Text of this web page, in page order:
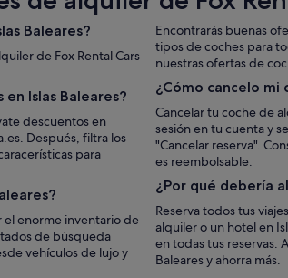
Baleares?
de Fox Rental Cars
Islas Baleares?
descuentos en
Después, filtra los
para
el enorme inventario de
de búsqueda
vehículos de lujo y
Encontrarás buenas
tipos de coches para
nuestras ofertas de
¿Cómo cancelo mi
Cancelar tu coche de
sesión en tu cuenta y
"Cancelar reserva".
es reembolsable.
¿Por qué debería
Reserva todos tus
alquiler o un hotel en
en todas tus reservas.
Baleares y ahorra más.